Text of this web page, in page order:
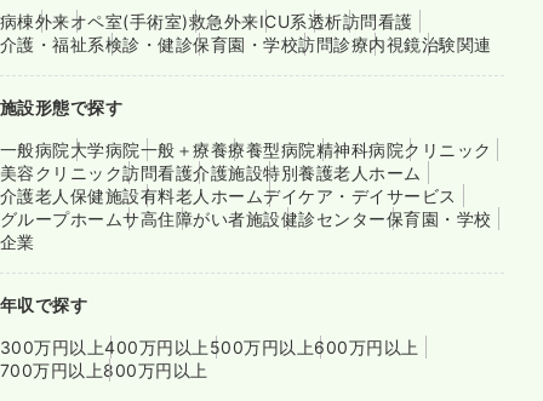
病棟外来オペ室(手術室)救急外来ICU系透析訪問看護
介護・福祉系検診・健診保育園・学校訪問診療内視鏡治験関連
施設形態で探す
一般病院大学病院一般＋療養療養型病院精神科病院クリニック
美容クリニック訪問看護介護施設特別養護老人ホーム
介護老人保健施設有料老人ホームデイケア・デイサービス
グループホームサ高住障がい者施設健診センター保育園・学校
企業
年収で探す
300万円以上400万円以上 500万円以上600万円以上
700万円以上800万円以上